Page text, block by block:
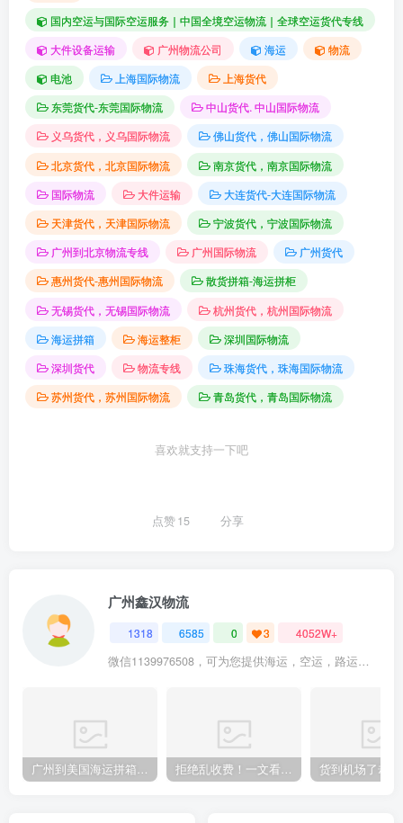
国内空运与国际空运服务｜中国全境空运物流｜全球空运货代专线
大件设备运输
广州物流公司 海运
物流
电池
上海国际物流
上海货代
东莞货代-东莞国际物流
中山货代. 中山国际物流
义乌货代，义乌国际物流
佛山货代，佛山国际物流
北京货代，北京国际物流
南京货代，南京国际物流
国际物流
大件运输
大连货代-大连国际物流
天津货代，天津国际物流
宁波货代，宁波国际物流
广州到北京物流专线
广州国际物流
广州货代
惠州货代-惠州国际物流
散货拼箱-海运拼柜
无锡货代，无锡国际物流
杭州货代，杭州国际物流
海运拼箱
海运整柜
深圳国际物流
深圳货代
物流专线
珠海货代，珠海国际物流
苏州货代，苏州国际物流
青岛货代，青岛国际物流
喜欢就支持一下吧
点赞15 分享
广州鑫汉物流
1318 6585 0 3 4052W+
微信1139976508，可为您提供海运，空运，路运，铁路运输
广州到美国海运拼箱多少钱？2024年最新运费构成+隐藏费用避坑指南 拒绝乱收费！一文看懂中国货代计费套路，教你避开所有隐形坑